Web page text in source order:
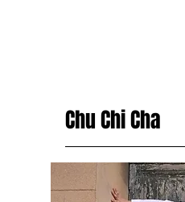
Chu Chi Cha